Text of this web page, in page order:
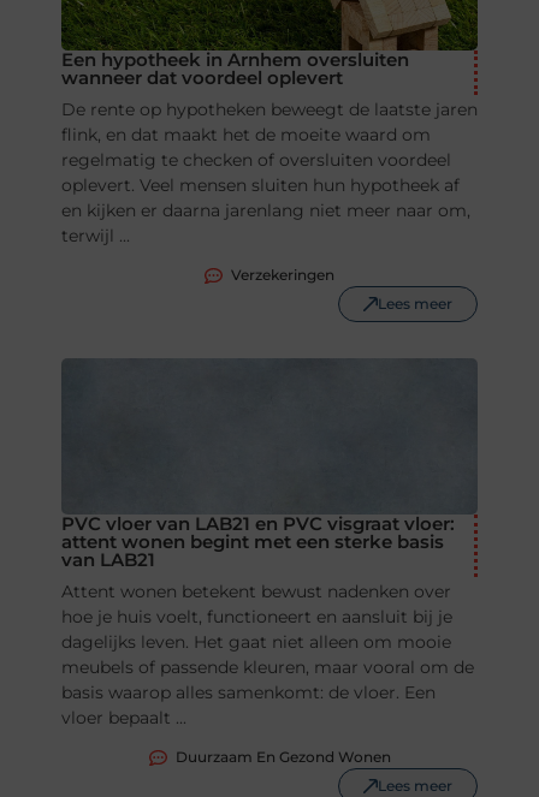
Een hypotheek in Arnhem oversluiten
wanneer dat voordeel oplevert
De rente op hypotheken beweegt de laatste jaren
flink, en dat maakt het de moeite waard om
regelmatig te checken of oversluiten voordeel
oplevert. Veel mensen sluiten hun hypotheek af
en kijken er daarna jarenlang niet meer naar om,
terwijl ...
Verzekeringen
Lees meer
PVC vloer van LAB21 en PVC visgraat vloer:
attent wonen begint met een sterke basis
van LAB21
Attent wonen betekent bewust nadenken over
hoe je huis voelt, functioneert en aansluit bij je
dagelijks leven. Het gaat niet alleen om mooie
meubels of passende kleuren, maar vooral om de
basis waarop alles samenkomt: de vloer. Een
vloer bepaalt ...
Duurzaam En Gezond Wonen
Lees meer